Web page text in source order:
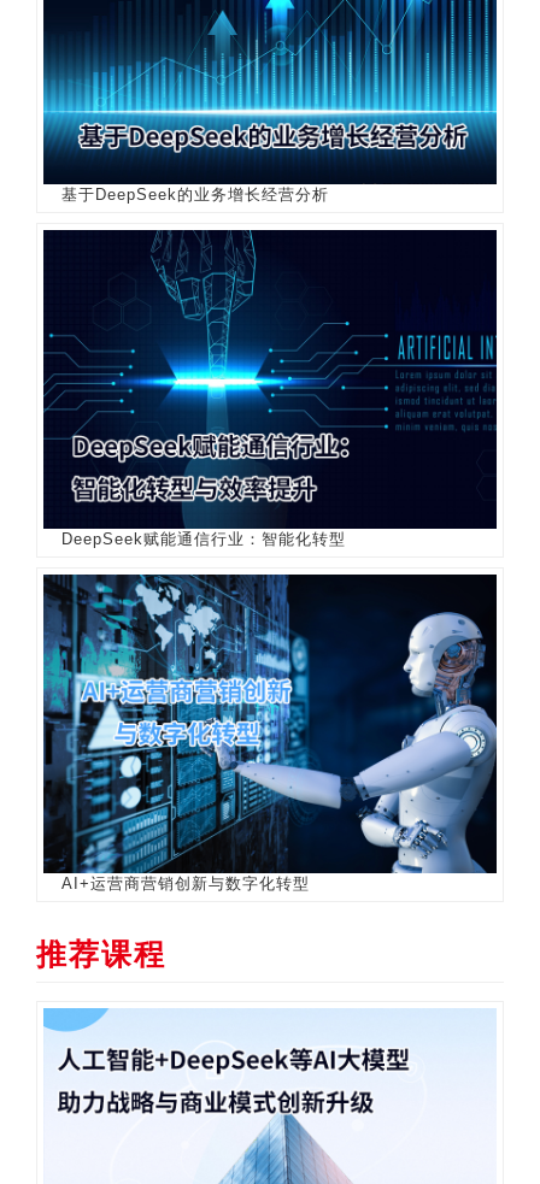
基于DeepSeek的业务增长经营分析
DeepSeek赋能通信行业：智能化转型
AI+运营商营销创新与数字化转型
推荐课程